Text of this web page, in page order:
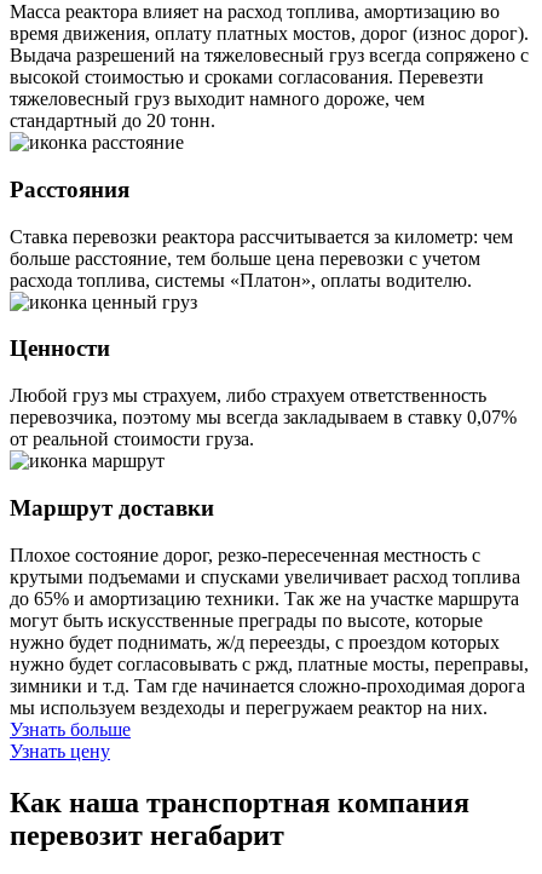
Масса реактора влияет на расход топлива, амортизацию во
время движения, оплату платных мостов, дорог (износ дорог).
Выдача разрешений на тяжеловесный груз всегда сопряжено с
высокой стоимостью и сроками согласования. Перевезти
тяжеловесный груз выходит намного дороже, чем
стандартный до 20 тонн.
Расстояния
Ставка перевозки реактора рассчитывается за километр: чем
больше расстояние, тем больше цена перевозки с учетом
расхода топлива, системы «Платон», оплаты водителю.
Ценности
Любой груз мы страхуем, либо страхуем ответственность
перевозчика, поэтому мы всегда закладываем в ставку 0,07%
от реальной стоимости груза.
Маршрут доставки
Плохое состояние дорог, резко-пересеченная местность с
крутыми подъемами и спусками увеличивает расход топлива
до 65% и амортизацию техники. Так же на участке маршрута
могут быть искусственные преграды по высоте, которые
нужно будет поднимать, ж/д переезды, с проездом которых
нужно будет согласовывать с ржд, платные мосты, переправы,
зимники и т.д. Там где начинается сложно-проходимая дорога
мы используем вездеходы и перегружаем реактор на них.
Узнать больше
Узнать цену
Как наша транспортная компания
перевозит негабарит